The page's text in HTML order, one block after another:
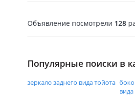
Объявление посмотрели 128
Популярные поиски в
зеркало заднего вида тойота
вида